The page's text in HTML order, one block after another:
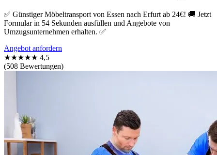
✅ Günstiger Möbeltransport von Essen nach Erfurt ab 24€! 🚚 Jetzt
Formular in 54 Sekunden ausfüllen und Angebote von
Umzugsunternehmen erhalten. ✅
Angebot anfordern
★★★★★ 4,5
(508 Bewertungen)